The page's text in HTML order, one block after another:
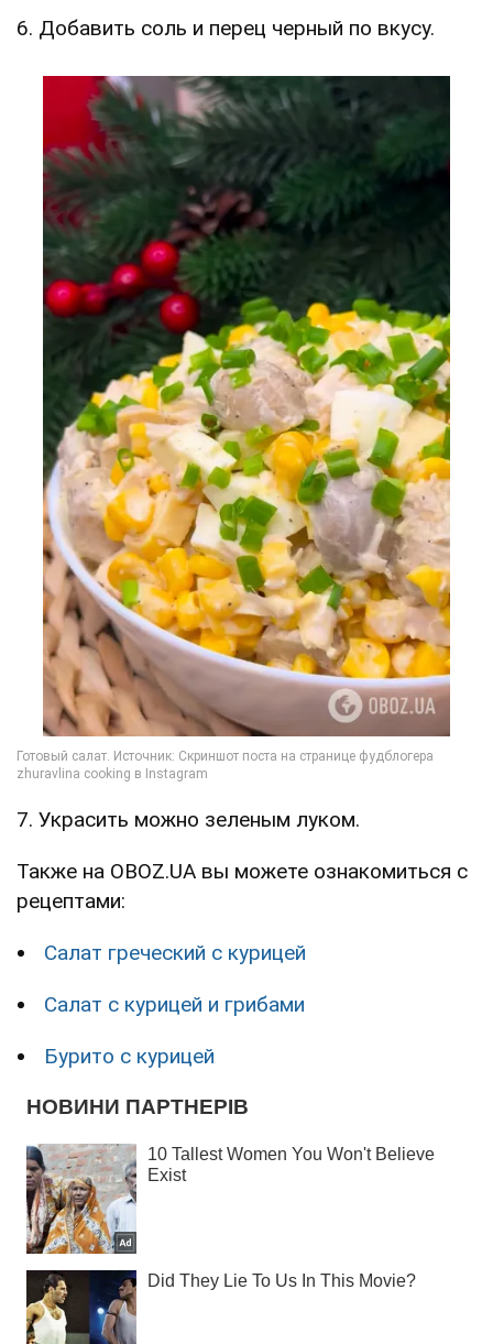
6. Добавить соль и перец черный по вкусу.
7. Украсить можно зеленым луком.
Также на OBOZ.UA вы можете ознакомиться с
рецептами:
Салат греческий с курицей
Салат с курицей и грибами
Бурито с курицей